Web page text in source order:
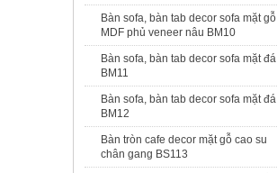
Bàn sofa, bàn tab decor sofa mặt gỗ
MDF phủ veneer nâu BM10
Bàn sofa, bàn tab decor sofa mặt đá
BM11
Bàn sofa, bàn tab decor sofa mặt đá
BM12
Bàn tròn cafe decor mặt gỗ cao su
chân gang BS113